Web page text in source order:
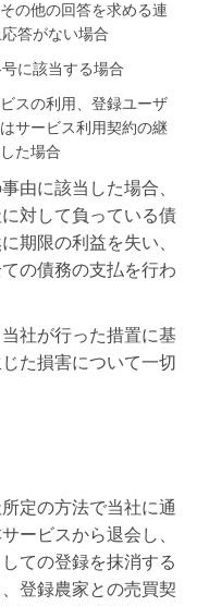
の他の回答を求める連
答がない場合
に該当する場合
スの利用、登録ユーザ
サービス利用契約の継
た場合
由に該当した場合、
対して負っている債
期限の利益を失い、
の債務の支払を行わ
社が行った措置に基
た損害について一切
定の方法で当社に通
ービスから退会し、
ての登録を抹消する
登録農家との売買契